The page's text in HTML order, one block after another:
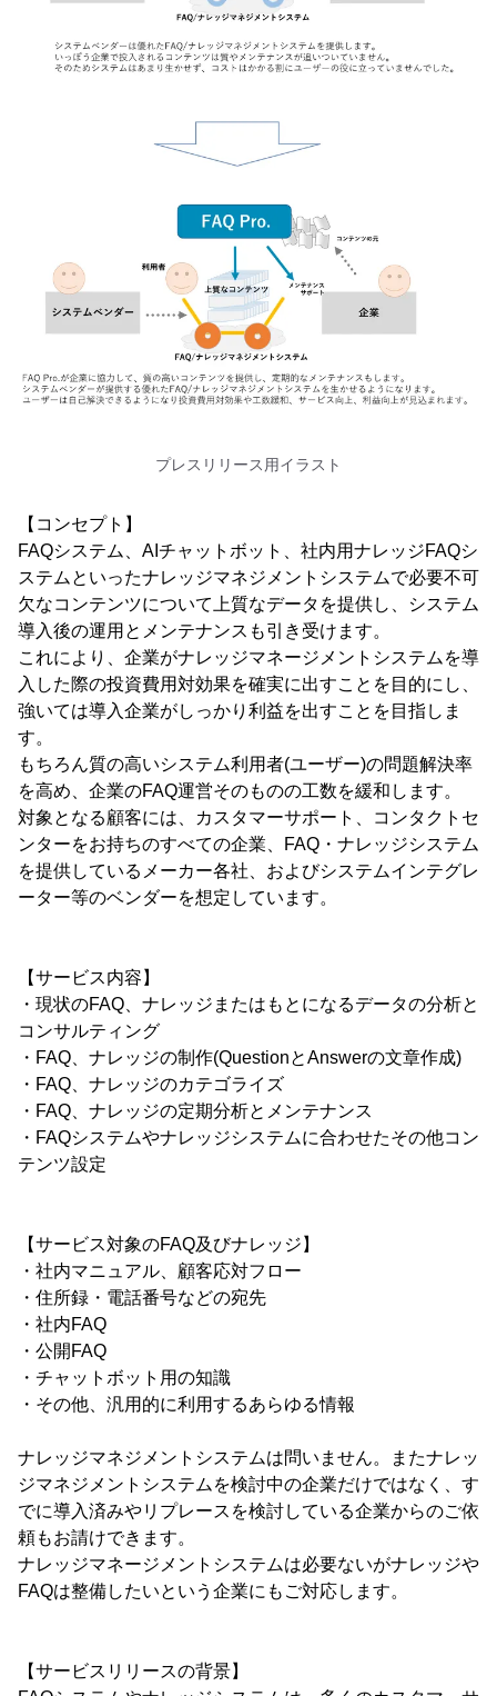
プレスリリース用イラスト
【コンセプト】
FAQシステム、AIチャットボット、社内用ナレッジFAQシ
ステムといったナレッジマネジメントシステムで必要不可
欠なコンテンツについて上質なデータを提供し、システム
導入後の運用とメンテナンスも引き受けます。
これにより、企業がナレッジマネージメントシステムを導
入した際の投資費用対効果を確実に出すことを目的にし、
強いては導入企業がしっかり利益を出すことを目指しま
す。
もちろん質の高いシステム利用者(ユーザー)の問題解決率
を高め、企業のFAQ運営そのものの工数を緩和します。
対象となる顧客には、カスタマーサポート、コンタクトセ
ンターをお持ちのすべての企業、FAQ・ナレッジシステム
を提供しているメーカー各社、およびシステムインテグレ
ーター等のベンダーを想定しています。
【サービス内容】
・現状のFAQ、ナレッジまたはもとになるデータの分析と
コンサルティング
・FAQ、ナレッジの制作(QuestionとAnswerの文章作成)
・FAQ、ナレッジのカテゴライズ
・FAQ、ナレッジの定期分析とメンテナンス
・FAQシステムやナレッジシステムに合わせたその他コン
テンツ設定
【サービス対象のFAQ及びナレッジ】
・社内マニュアル、顧客応対フロー
・住所録・電話番号などの宛先
・社内FAQ
・公開FAQ
・チャットボット用の知識
・その他、汎用的に利用するあらゆる情報
ナレッジマネジメントシステムは問いません。またナレッ
ジマネジメントシステムを検討中の企業だけではなく、す
でに導入済みやリプレースを検討している企業からのご依
頼もお請けできます。
ナレッジマネージメントシステムは必要ないがナレッジや
FAQは整備したいという企業にもご対応します。
【サービスリリースの背景】